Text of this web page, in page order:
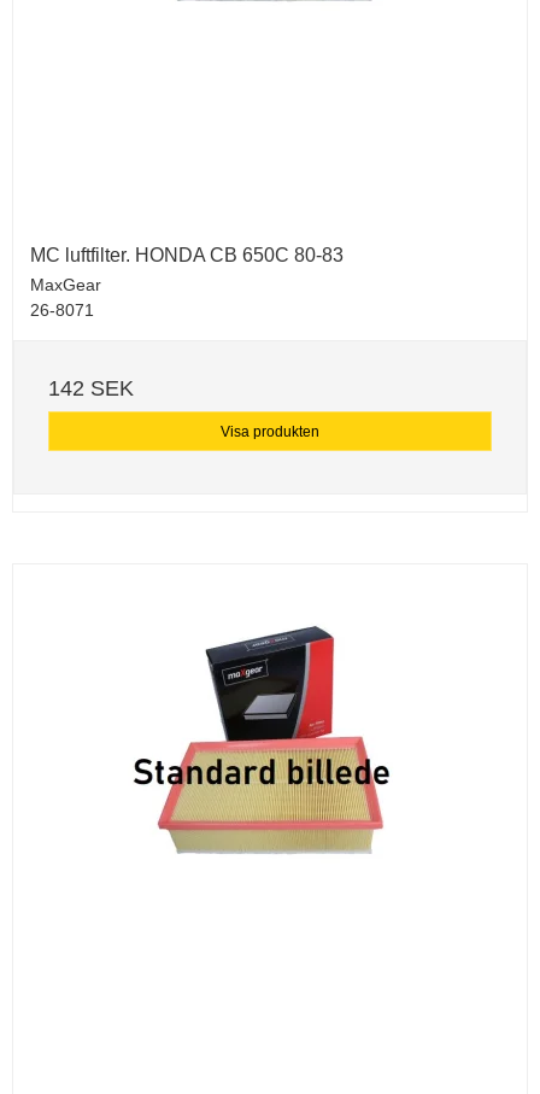
MC luftfilter. HONDA CB 650C 80-83
MaxGear
26-8071
142 SEK
Visa produkten